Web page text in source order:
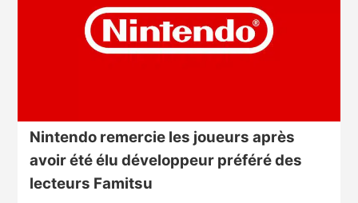
Nintendo remercie les joueurs après
avoir été élu développeur préféré des
lecteurs Famitsu